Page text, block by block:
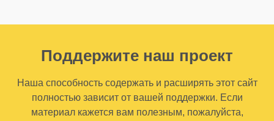
Поддержите наш проект
Наша способность содержать и расширять этот сайт
полностью зависит от вашей поддержки. Если
материал кажется вам полезным, пожалуйста,